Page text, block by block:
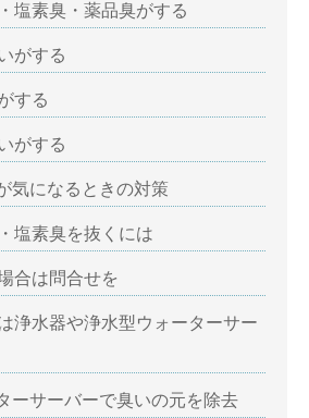
塩素臭・薬品臭がする
がする
する
がする
気になるときの対策
塩素臭を抜くには
合は問合せを
浄水器や浄水型ウォーターサー
ーサーバーで臭いの元を除去